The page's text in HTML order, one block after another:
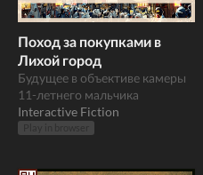
Поход за покупками в
Лихой город
Будущее в объективе камеры
11-летнего мальчика
Interactive Fiction